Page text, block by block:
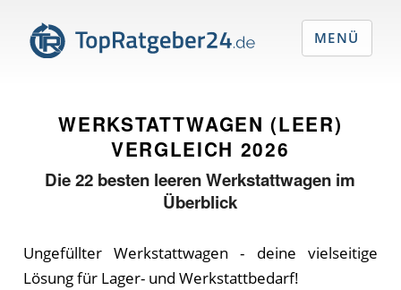
WERKSTATTWAGEN (LEER)
VERGLEICH 2026
Die22 besten leeren Werkstattwagen im
Überblick
Ungefüllter Werkstattwagen - deine vielseitige
Lösung für Lager- und Werkstattbedarf!
MENÜ